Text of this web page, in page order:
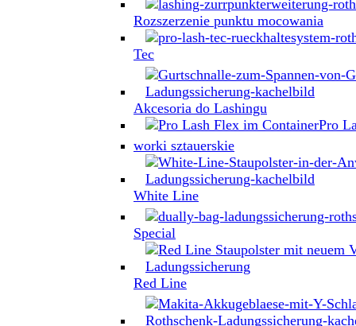
Rozszerzenie punktu mocowania
Tec
Akcesoria do Lashingu
Pro
worki sztauerskie
White Line
Special
Red Line